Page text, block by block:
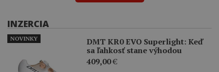
INZERCIA
DMT KR0 EVO Superlight: Keď
sa ľahkosť stane výhodou
409,00€
NOVINKY